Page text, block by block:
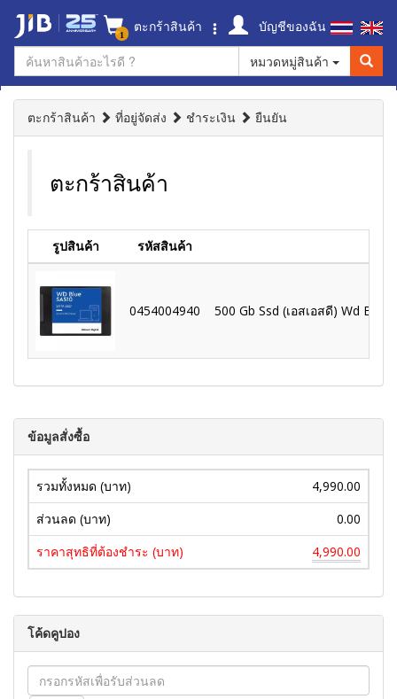
1 ตะกร้าสินค้า
บัญชีของฉัน
หมวดหมู่สินค้า
ตะกร้าสินค้า ที่อยู่จัดส่ง ชำระเงิน ยืนยัน
ตะกร้าสินค้า
รูปสินค้า รหัสสินค้า
0454004940 500 Gb Ssd (เอสเอสดี) Wd
ข้อมูลสั่งซื้อ
รวมทั้งหมด (บาท)
4,990.00
ส่วนลด (บาท)
0.00
ราคาสุทธิที่ต้องชำระ (บาท)
4,990.00
โค้ดคูปอง